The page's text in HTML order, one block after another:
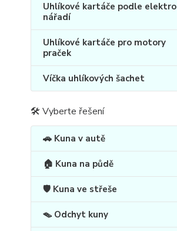
Uhlíkové kartáče podle elektro
nářadí
Uhlíkové kartáče pro motory
praček
Víčka uhlíkových šachet
🛠 Vyberte řešení
🚗 Kuna v autě
🏠 Kuna na půdě
🛡️ Kuna ve střeše
🪤 Odchyt kuny